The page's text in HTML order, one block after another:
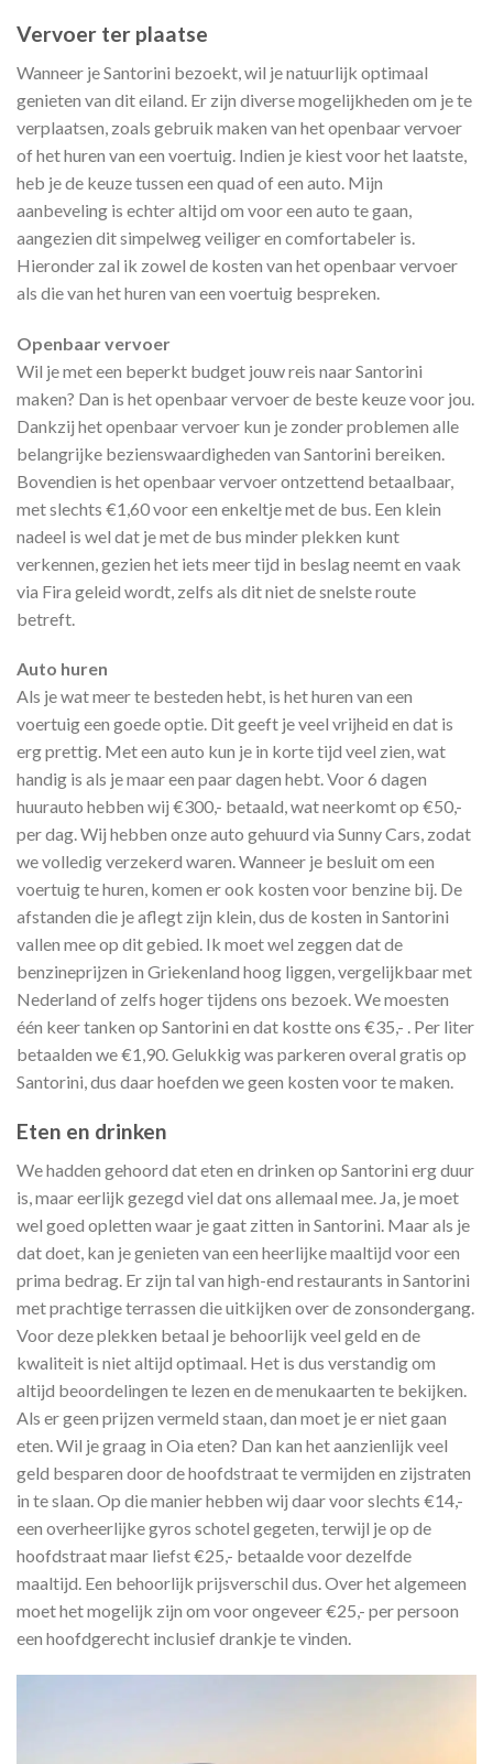
Vervoer ter plaatse
Wanneer je Santorini bezoekt, wil je natuurlijk optimaal
genieten van dit eiland. Er zijn diverse mogelijkheden om je te
verplaatsen, zoals gebruik maken van het openbaar vervoer
of het huren van een voertuig. Indien je kiest voor het laatste,
heb je de keuze tussen een quad of een auto. Mijn
aanbeveling is echter altijd om voor een auto te gaan,
aangezien dit simpelweg veiliger en comfortabeler is.
Hieronder zal ik zowel de kosten van het openbaar vervoer
als die van het huren van een voertuig bespreken.
Openbaar vervoer
Wil je met een beperkt budget jouw reis naar Santorini
maken? Dan is het openbaar vervoer de beste keuze voor jou.
Dankzij het openbaar vervoer kun je zonder problemen alle
belangrijke bezienswaardigheden van Santorini bereiken.
Bovendien is het openbaar vervoer ontzettend betaalbaar,
met slechts €1,60 voor een enkeltje met de bus. Een klein
nadeel is wel dat je met de bus minder plekken kunt
verkennen, gezien het iets meer tijd in beslag neemt en vaak
via Fira geleid wordt, zelfs als dit niet de snelste route
betreft.
Auto huren
Als je wat meer te besteden hebt, is het huren van een
voertuig een goede optie. Dit geeft je veel vrijheid en dat is
erg prettig. Met een auto kun je in korte tijd veel zien, wat
handig is als je maar een paar dagen hebt. Voor 6 dagen
huurauto hebben wij €300,- betaald, wat neerkomt op €50,-
per dag. Wij hebben onze auto gehuurd via Sunny Cars, zodat
we volledig verzekerd waren. Wanneer je besluit om een
voertuig te huren, komen er ook kosten voor benzine bij. De
afstanden die je aflegt zijn klein, dus de kosten in Santorini
vallen mee op dit gebied. Ik moet wel zeggen dat de
benzineprijzen in Griekenland hoog liggen, vergelijkbaar met
Nederland of zelfs hoger tijdens ons bezoek. We moesten
één keer tanken op Santorini en dat kostte ons €35,- . Per liter
betaalden we €1,90. Gelukkig was parkeren overal gratis op
Santorini, dus daar hoefden we geen kosten voor te maken.
Eten en drinken
We hadden gehoord dat eten en drinken op Santorini erg duur
is, maar eerlijk gezegd viel dat ons allemaal mee. Ja, je moet
wel goed opletten waar je gaat zitten in Santorini. Maar als je
dat doet, kan je genieten van een heerlijke maaltijd voor een
prima bedrag. Er zijn tal van high-end restaurants in Santorini
met prachtige terrassen die uitkijken over de zonsondergang.
Voor deze plekken betaal je behoorlijk veel geld en de
kwaliteit is niet altijd optimaal. Het is dus verstandig om
altijd beoordelingen te lezen en de menukaarten te bekijken.
Als er geen prijzen vermeld staan, dan moet je er niet gaan
eten. Wil je graag in Oia eten? Dan kan het aanzienlijk veel
geld besparen door de hoofdstraat te vermijden en zijstraten
in te slaan. Op die manier hebben wij daar voor slechts €14,-
een overheerlijke gyros schotel gegeten, terwijl je op de
hoofdstraat maar liefst €25,- betaalde voor dezelfde
maaltijd. Een behoorlijk prijsverschil dus. Over het algemeen
moet het mogelijk zijn om voor ongeveer €25,- per persoon
een hoofdgerecht inclusief drankje te vinden.